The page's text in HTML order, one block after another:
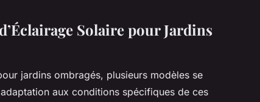
Solaire pour Jardins
jardins ombragés, plusieurs modèles se
aux conditions spécifiques de ces